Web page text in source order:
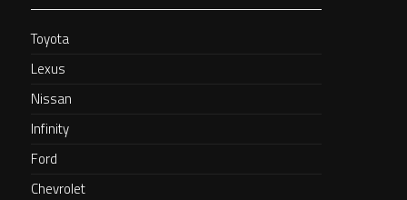
Toyota
Lexus
Nissan
Infinity
Ford
Chevrolet